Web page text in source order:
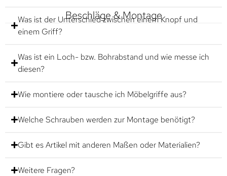
Beschläge & Montage
Was ist der Unterschied zwischen einem Knopf und
einem Griff?
Was ist ein Loch- bzw. Bohrabstand und wie messe ich
diesen?
Wie montiere oder tausche ich Möbelgriffe aus?
Welche Schrauben werden zur Montage benötigt?
Gibt es Artikel mit anderen Maßen oder Materialien?
Weitere Fragen?